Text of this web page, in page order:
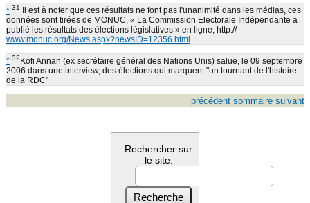
* 31
Il est à noter que ces résultats ne font pas l'unanimité dans les médias, ces
données sont tirées de MONUC, « La Commission Electorale Indépendante a
publié les résultats des élections législatives » en ligne, http://
www.monuc.org/News.aspx?newsID=12356.html
* 32 Kofi Annan (ex secrétaire général des Nations Unis) salue, le 09 septembre
2006 dans une interview, des élections qui marquent "un tournant de l'histoire
de la RDC"
précédent sommaire suivant
Rechercher sur
le site: